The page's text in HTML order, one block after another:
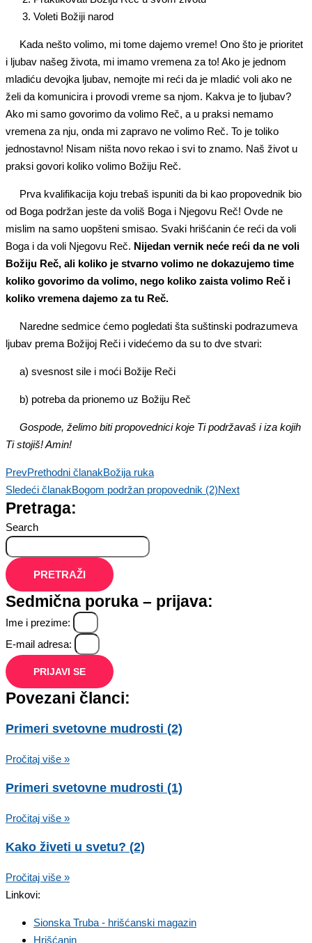
Voleti Božiji narod
Kada nešto volimo, mi tome dajemo vreme! Ono što je prioritet
i ljubav našeg života, mi imamo vremena za to! Ako je jednom
mladiću devojka ljubav, nemojte mi reći da je mladić voli ako ne
želi da komunicira i provodi vreme sa njom. Kakva je to ljubav?
Ako mi samo govorimo da volimo Reč, a u praksi nemamo
vremena za nju, onda mi zapravo ne volimo Reč. To je toliko
jednostavno! Nisam ništa novo rekao i svi to znamo. Naš život u
praksi govori koliko volimo Božiju Reč.
Prva kvalifikacija koju trebaš ispuniti da bi kao propovednik bio
od Boga podržan jeste da voliš Boga i Njegovu Reč! Ovde ne
mislim na samo uopšteni smisao. Svaki hrišćanin će reći da voli
Boga i da voli Njegovu Reč. Nijedan vernik neće reći da ne voli
Božiju Reč, ali koliko je stvarno volimo ne dokazujemo time
koliko govorimo da volimo, nego koliko zaista volimo Reč i
koliko vremena dajemo za tu Reč.
Naredne sedmice ćemo pogledati šta suštinski podrazumeva
ljubav prema Božijoj Reči i videćemo da su to dve stvari:
a) svesnost sile i moći Božije Reči
b) potreba da prionemo uz Božiju Reč
Gospode, želimo biti propovednici koje Ti podržavaš i iza kojih
Ti stojiš! Amin!
PrevPrethodni članakBožija ruka
Sledeći članakBogom podržan propovednik (2)Next
Pretraga:
Search
PRETRAŽI
Sedmična poruka – prijava:
Ime i prezime:
E-mail adresa:
PRIJAVI SE
Povezani članci:
Primeri svetovne mudrosti (2)
Pročitaj više »
Primeri svetovne mudrosti (1)
Pročitaj više »
Kako živeti u svetu? (2)
Pročitaj više »
Linkovi:
Sionska Truba - hrišćanski magazin
Hrišćanin